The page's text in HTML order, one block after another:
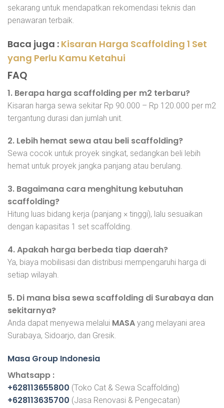
sekarang untuk mendapatkan rekomendasi teknis dan
penawaran terbaik.
Baca juga : Kisaran Harga Scaffolding 1 Set
yang Perlu Kamu Ketahui
FAQ
1. Berapa harga scaffolding per m2 terbaru?
Kisaran harga sewa sekitar Rp 90.000 – Rp 120.000 per m2
tergantung durasi dan jumlah unit.
2. Lebih hemat sewa atau beli scaffolding?
Sewa cocok untuk proyek singkat, sedangkan beli lebih
hemat untuk proyek jangka panjang atau berulang.
3. Bagaimana cara menghitung kebutuhan
scaffolding?
Hitung luas bidang kerja (panjang × tinggi), lalu sesuaikan
dengan kapasitas 1 set scaffolding.
4. Apakah harga berbeda tiap daerah?
Ya, biaya mobilisasi dan distribusi mempengaruhi harga di
setiap wilayah.
5. Di mana bisa sewa scaffolding di Surabaya dan
sekitarnya?
Anda dapat menyewa melalui MASA yang melayani area
Surabaya, Sidoarjo, dan Gresik.
Masa Group Indonesia
Whatsapp :
+628113655800 (Toko Cat & Sewa Scaffolding)
+628113635700 (Jasa Renovasi & Pengecatan)